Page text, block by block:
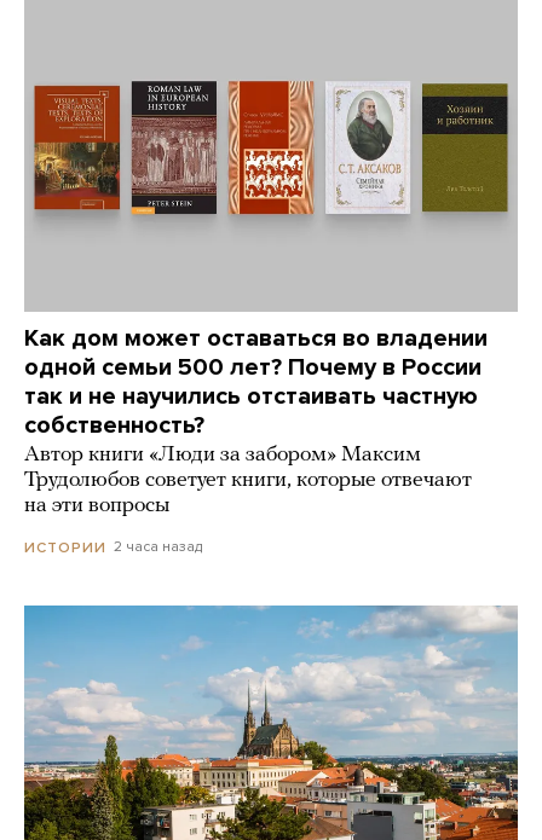
Как дом может оставаться во владении
одной семьи 500 лет? Почему в России
так и не научились отстаивать частную
собственность?
Автор книги «Люди за забором» Максим
Трудолюбов советует книги, которые отвечают
на эти вопросы
ИСТОРИИ 2 часа назад